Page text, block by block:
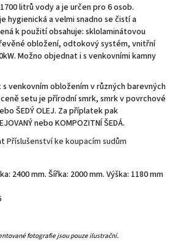
litrů vody a je určen pro 6 osob.
hygienická a velmi snadno se čistí a
k použití obsahuje: sklolaminátovou
obložení, odtokový systém, vnitřní
Možno objednat i s venkovními kamny
venkovním obložením v různých barevných
setu je přírodní smrk, smrk v povrchové
ŠEDÝ OLEJ. Za příplatek pak
nebo KOMPOZITNÍ ŠEDÁ.
Příslušenství ke koupacím sudům
2400 mm. Šířka: 2000 mm. Výška: 1180 mm
fotografie jsou pouze ilustrační.